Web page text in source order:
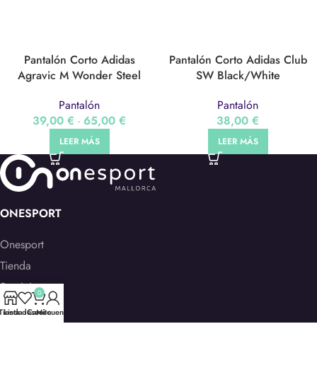
Pantalón Corto Adidas
Agravic M Wonder Steel
Pantalón
39,00 € - 65,00 €
LEER MÁS
Pantalón Corto Adidas Club
SW Black/White
Pantalón
38,00 €
LEER MÁS
ONESPORT
Onesport
Tienda
Servicios
Contacto
Lista deseos
0
Carrito
Mi cuenta